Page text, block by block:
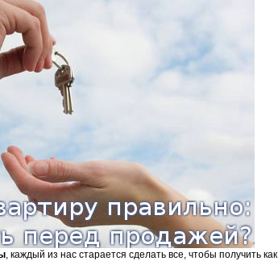
, каждый из нас старается сделать все, чтобы получить как